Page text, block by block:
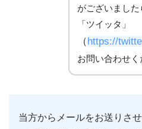
がございました
「ツイッタ」
（ https://
お問い合わせく
当方からメールをお送りさ